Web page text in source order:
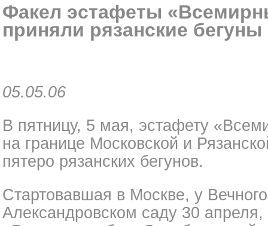
Факел эстафеты
приняли рязанские бегуны
05.05.06
В пятницу, 5 мая, эстафету
на границе Московской и
пятеро рязанских бегунов.
Стартовавшая в Москве, у
Александровском саду 30 апреля,